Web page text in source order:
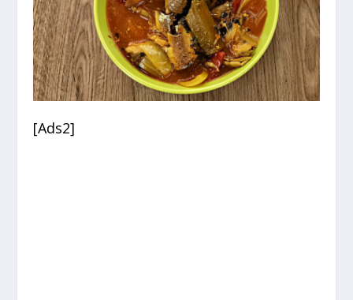
[Ads2]